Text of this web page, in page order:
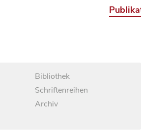
Bibliothek
Schriftenreihen
Archiv